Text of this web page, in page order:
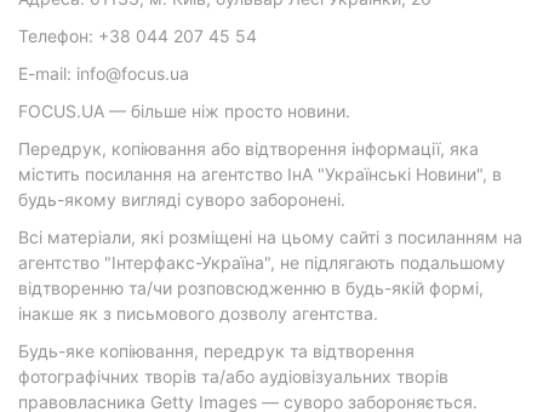
Телефон: +38 044 207 45 54
E-mail: info@focus.ua
FOCUS.UA — більше ніж просто новини.
Передрук, копіювання або відтворення інформації, яка
містить посилання на агентство ІнА "Українські Новини", в
будь-якому вигляді суворо заборонені.
Всі матеріали, які розміщені на цьому сайті з посиланням на
агентство "Інтерфакс-Україна", не підлягають подальшому
відтворенню та/чи розповсюдженню в будь-якій формі,
інакше як з письмового дозволу агентства.
Будь-яке копіювання, передрук та відтворення
фотографічних творів та/або аудіовізуальних творів
правовласника Getty Images — суворо забороняється.